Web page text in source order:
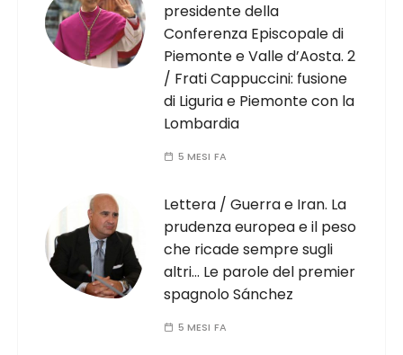
presidente della
Conferenza Episcopale di
Piemonte e Valle d’Aosta. 2
/ Frati Cappuccini: fusione
di Liguria e Piemonte con la
Lombardia
5 MESI FA
Lettera / Guerra e Iran. La
prudenza europea e il peso
che ricade sempre sugli
altri… Le parole del premier
spagnolo Sánchez
5 MESI FA